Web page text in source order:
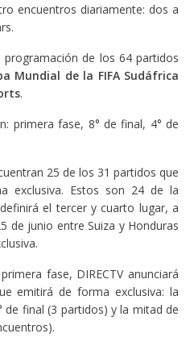
encuentros diariamente: dos a
de los 64 partidos
Mundial de la FIFA Sudáfrica
.
primera fase, 8° de final, 4° de
25 de los 31 partidos que
exclusiva. Estos son 24 de la
el tercer y cuarto lugar, a
de junio entre Suiza y Honduras
fase, DIRECTV anunciará
emitirá de forma exclusiva: la
final (3 partidos) y la mitad de